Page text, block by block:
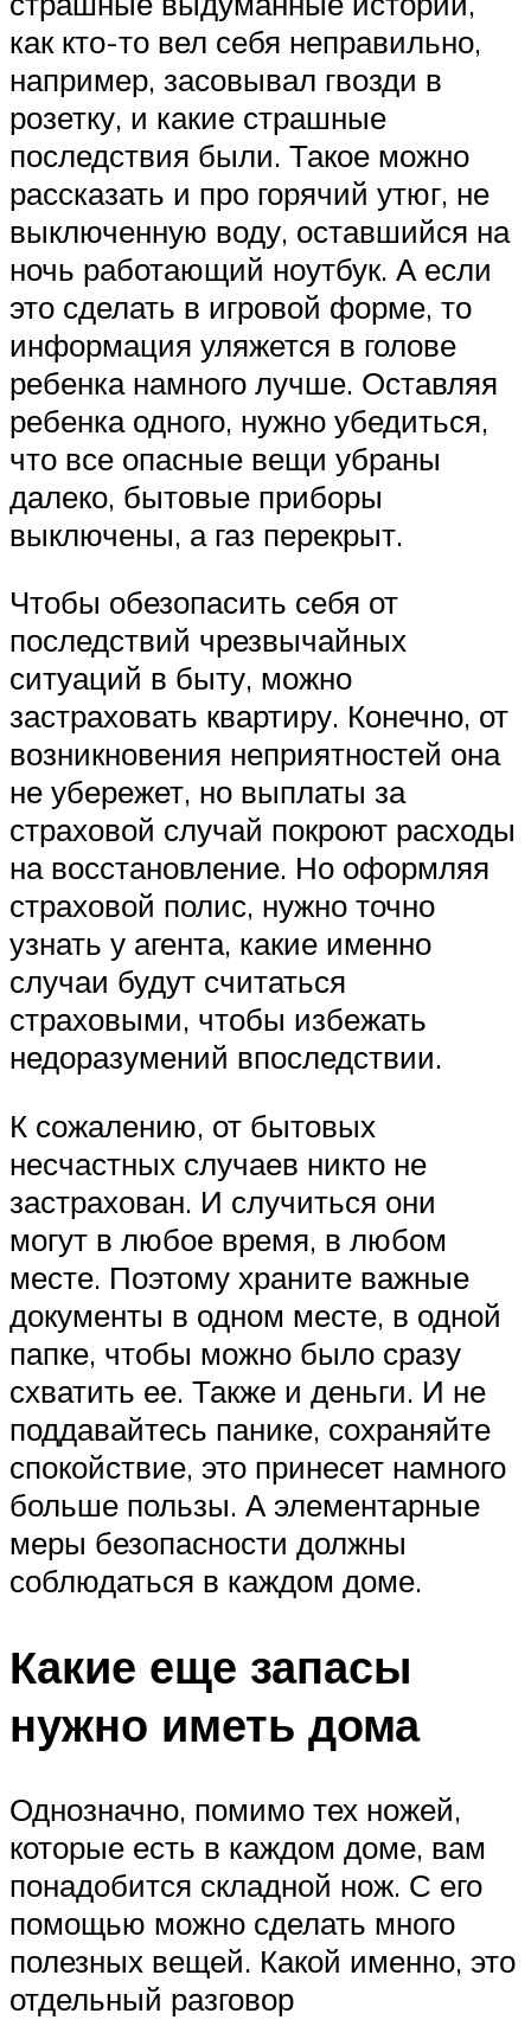
как кто-то вел себя неправильно,
например, засовывал гвозди в
розетку, и какие страшные
последствия были. Такое можно
рассказать и про горячий утюг, не
выключенную воду, оставшийся на
ночь работающий ноутбук. А если
это сделать в игровой форме, то
информация уляжется в голове
ребенка намного лучше. Оставляя
ребенка одного, нужно убедиться,
что все опасные вещи убраны
далеко, бытовые приборы
выключены, а газ перекрыт.
Чтобы обезопасить себя от
последствий чрезвычайных
ситуаций в быту, можно
застраховать квартиру. Конечно, от
возникновения неприятностей она
не убережет, но выплаты за
страховой случай покроют расходы
на восстановление. Но оформляя
страховой полис, нужно точно
узнать у агента, какие именно
случаи будут считаться
страховыми, чтобы избежать
недоразумений впоследствии.
К сожалению, от бытовых
несчастных случаев никто не
застрахован. И случиться они
могут в любое время, в любом
месте. Поэтому храните важные
документы в одном месте, в одной
папке, чтобы можно было сразу
схватить ее. Также и деньги. И не
поддавайтесь панике, сохраняйте
спокойствие, это принесет намного
больше пользы. А элементарные
меры безопасности должны
соблюдаться в каждом доме.
Какие еще запасы
нужно иметь дома
Однозначно, помимо тех ножей,
которые есть в каждом доме, вам
понадобится складной нож. С его
помощью можно сделать много
полезных вещей. Какой именно, это
отдельный разговор